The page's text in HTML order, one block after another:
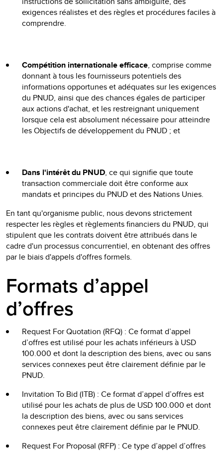
exigences réalistes et des règles et procédures faciles à
comprendre.
Compétition internationale efficace, comprise comme
donnant à tous les fournisseurs potentiels des
informations opportunes et adéquates sur les exigences
du PNUD, ainsi que des chances égales de participer
aux actions d'achat, et les restreignant uniquement
lorsque cela est absolument nécessaire pour atteindre
les Objectifs de développement du PNUD ; et
Dans l'intérêt du PNUD, ce qui signifie que toute
transaction commerciale doit être conforme aux
mandats et principes du PNUD et des Nations Unies.
En tant qu'organisme public, nous devons strictement
respecter les règles et règlements financiers du PNUD, qui
stipulent que les contrats doivent être attribués dans le
cadre d'un processus concurrentiel, en obtenant des offres
par le biais d'appels d'offres formels.
Formats d’appel
d’offres
Request For Quotation (RFQ) : Ce format d’appel
d’offres est utilisé pour les achats inférieurs à USD
100.000 et dont la description des biens, avec ou sans
services connexes peut être clairement définie par le
PNUD.
Invitation To Bid (ITB) : Ce format d’appel d’offres est
utilisé pour les achats de plus de USD 100.000 et dont
la description des biens, avec ou sans services
connexes peut être clairement définie par le PNUD.
Request For Proposal (RFP) : Ce type d’appel d’offres